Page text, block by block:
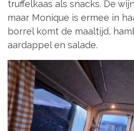
truffelkaas als snacks. De
maar Monique is ermee in
borrel komt de maaltijd,
aardappel en salade.